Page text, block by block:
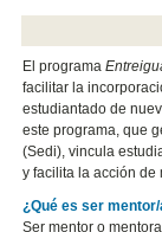
El programa
facilitar la
estudiantado de
este programa, que
(Sedi), vincula
y facilita la acción de
¿Qué es ser
Ser mentor o